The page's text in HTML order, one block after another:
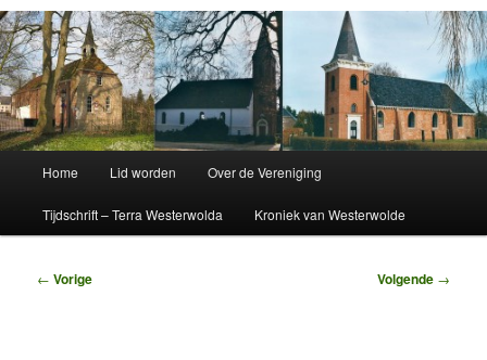
Home Lid worden Over de Vereniging
Tijdschrift – Terra Westerwolda Kroniek van Westerwolde
Bericht
← Vorige Volgende →